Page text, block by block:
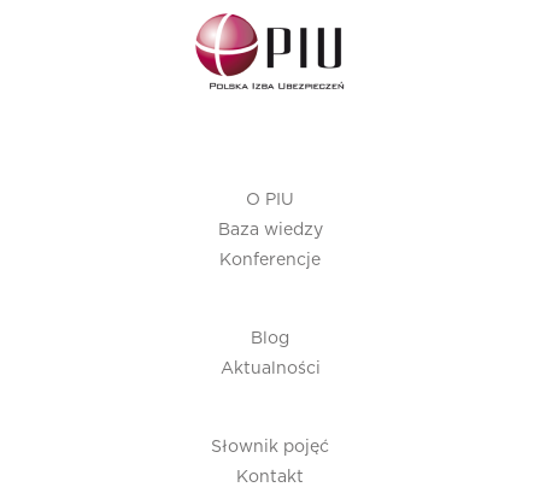
O PIU
Baza wiedzy
Konferencje
Blog
Aktualności
Słownik pojęć
Kontakt